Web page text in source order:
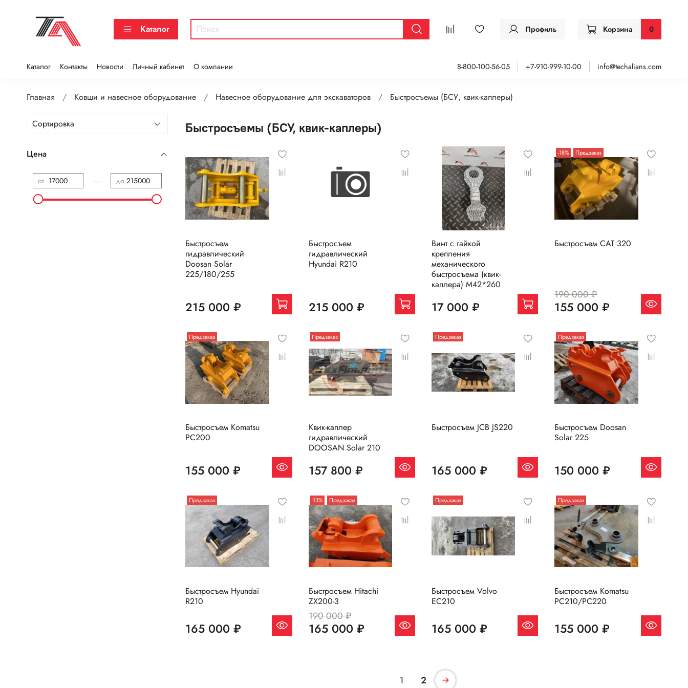
Каталог Профиль Корзина 0
Каталог Контакты Новости Личный кабинет О компании 8-800-100-56-05 +7-910-999-10-00 info@techalians.com
Главная Ковши и навесное оборудование Навесное оборудование для экскаваторов Быстросъемы (БСУ, квик-каплеры)
Быстросъемы (БСУ, квик-каплеры)
Быстросъем
гидравлический
Doosan Solar
225/180/255
215 000 ₽
Быстросъем
гидравлический
Hyundai R210
215 000 ₽
Винт с гайкой
крепления
механического
быстросъема (квик-
каплера) M42*260
17 000 ₽
-18% Предзаказ
Быстросъем CAT 320
190 000 ₽
155 000 ₽
Предзаказ
Быстросъем Komatsu
PC200
155 000 ₽
Предзаказ
Квик-каплер
гидравлический
DOOSAN Solar 210
157 800 ₽
Предзаказ
Быстросъем JCB JS220
165 000 ₽
Предзаказ
Быстросъем Doosan
Solar 225
150 000 ₽
Предзаказ
Быстросъем Hyundai
R210
165 000 ₽
-13% Предзаказ
Быстросъем Hitachi
ZX200-3
190 000 ₽
165 000 ₽
Предзаказ
Быстросъем Volvo
EC210
165 000 ₽
Предзаказ
Быстросъем Komatsu
PC210/PC220
155 000 ₽
1 2
Цена
от до